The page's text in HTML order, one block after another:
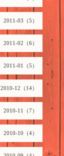
2011-03（5）
2011-02（6）
2011-01（5）
2010-12（14）
2010-11（7）
2010-10（4）